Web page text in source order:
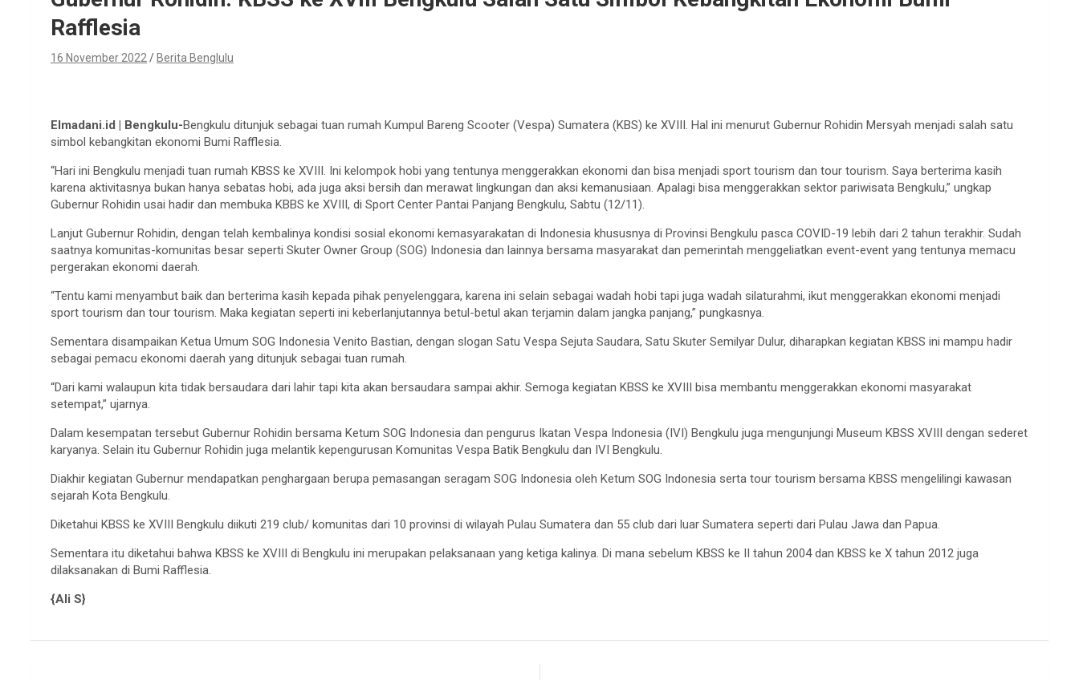
Rafflesia
16 November 2022 Berita Benglulu
Elmadani.id | Bengkulu-Bengkulu ditunjuk sebagai tuan rumah Kumpul Bareng Scooter (Vespa) Sumatera (KBS) ke XVIII. Hal ini menurut Gubernur Rohidin Mersyah menjadi salah satu
simbol kebangkitan ekonomi Bumi Rafflesia.
“Hari ini Bengkulu menjadi tuan rumah KBSS ke XVIII. Ini kelompok hobi yang tentunya menggerakkan ekonomi dan bisa menjadi sport tourism dan tour tourism. Saya berterima kasih
karena aktivitasnya bukan hanya sebatas hobi, ada juga aksi bersih dan merawat lingkungan dan aksi kemanusiaan. Apalagi bisa menggerakkan sektor pariwisata Bengkulu,” ungkap
Gubernur Rohidin usai hadir dan membuka KBBS ke XVIII, di Sport Center Pantai Panjang Bengkulu, Sabtu (12/11).
Lanjut Gubernur Rohidin, dengan telah kembalinya kondisi sosial ekonomi kemasyarakatan di Indonesia khususnya di Provinsi Bengkulu pasca COVID-19 lebih dari 2 tahun terakhir. Sudah
saatnya komunitas-komunitas besar seperti Skuter Owner Group (SOG) Indonesia dan lainnya bersama masyarakat dan pemerintah menggeliatkan event-event yang tentunya memacu
pergerakan ekonomi daerah.
“Tentu kami menyambut baik dan berterima kasih kepada pihak penyelenggara, karena ini selain sebagai wadah hobi tapi juga wadah silaturahmi, ikut menggerakkan ekonomi menjadi
sport tourism dan tour tourism. Maka kegiatan seperti ini keberlanjutannya betul-betul akan terjamin dalam jangka panjang,” pungkasnya.
Sementara disampaikan Ketua Umum SOG Indonesia Venito Bastian, dengan slogan Satu Vespa Sejuta Saudara, Satu Skuter Semilyar Dulur, diharapkan kegiatan KBSS ini mampu hadir
sebagai pemacu ekonomi daerah yang ditunjuk sebagai tuan rumah.
“Dari kami walaupun kita tidak bersaudara dari lahir tapi kita akan bersaudara sampai akhir. Semoga kegiatan KBSS ke XVIII bisa membantu menggerakkan ekonomi masyarakat
setempat,” ujarnya.
Dalam kesempatan tersebut Gubernur Rohidin bersama Ketum SOG Indonesia dan pengurus Ikatan Vespa Indonesia (IVI) Bengkulu juga mengunjungi Museum KBSS XVIII dengan sederet
karyanya. Selain itu Gubernur Rohidin juga melantik kepengurusan Komunitas Vespa Batik Bengkulu dan IVI Bengkulu.
Diakhir kegiatan Gubernur mendapatkan penghargaan berupa pemasangan seragam SOG Indonesia oleh Ketum SOG Indonesia serta tour tourism bersama KBSS mengelilingi kawasan
sejarah Kota Bengkulu.
Diketahui KBSS ke XVIII Bengkulu diikuti 219 club/ komunitas dari 10 provinsi di wilayah Pulau Sumatera dan 55 club dari luar Sumatera seperti dari Pulau Jawa dan Papua.
Sementara itu diketahui bahwa KBSS ke XVIII di Bengkulu ini merupakan pelaksanaan yang ketiga kalinya. Di mana sebelum KBSS ke II tahun 2004 dan KBSS ke X tahun 2012 juga
dilaksanakan di Bumi Rafflesia.
{Ali S}